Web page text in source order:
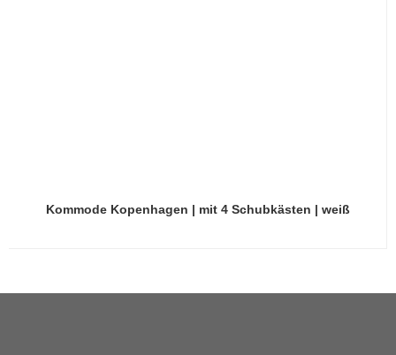
Kommode Kopenhagen | mit 4 Schubkästen | weiß